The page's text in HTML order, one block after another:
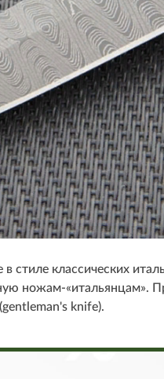
стиле классических
ножам-«итальянцам».
knife).